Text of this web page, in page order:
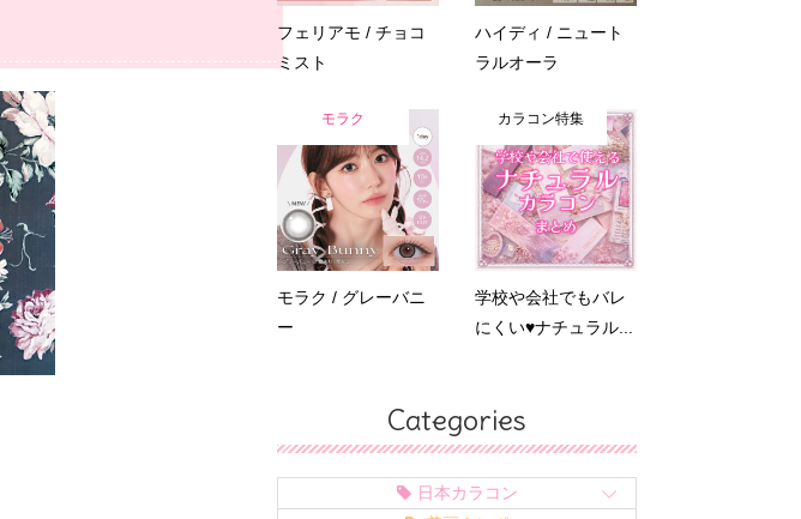
フェリアモ / チョコ
ミスト
ハイディ / ニュート
ラルオーラ
モラク
モラク / グレーバニ
ー
カラコン特集
学校や会社でもバレ
にくい♥ナチュラル...
Categories
日本カラコン